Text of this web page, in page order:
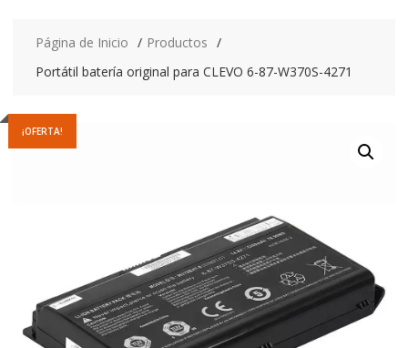
Página de Inicio
Productos
Portátil batería original para CLEVO 6-87-W370S-4271
¡OFERTA!